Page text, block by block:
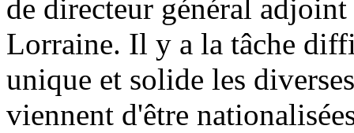
de directeur général
Lorraine. Il y a la tâche
unique et solide les
viennent d'être